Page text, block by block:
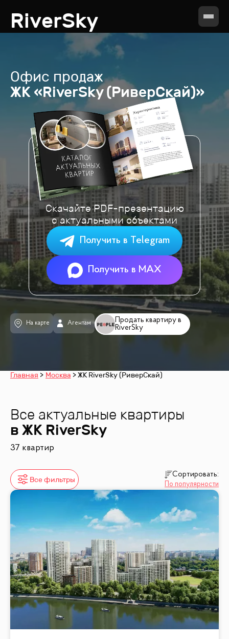
RiverSky
Офис продаж
ЖК «RiverSky (РиверСкай)»
Продать квартиру в
RiverSky
На карте Агентам
Скачайте PDF-презентацию
с актуальными объектами
Получить в Telegram
Получить в MAX
Главная Москва ЖК RiverSky (РиверСкай)
Все актуальные квартиры
в ЖК RiverSky
37 квартир
Все фильтры
Сортировать:
По популярности